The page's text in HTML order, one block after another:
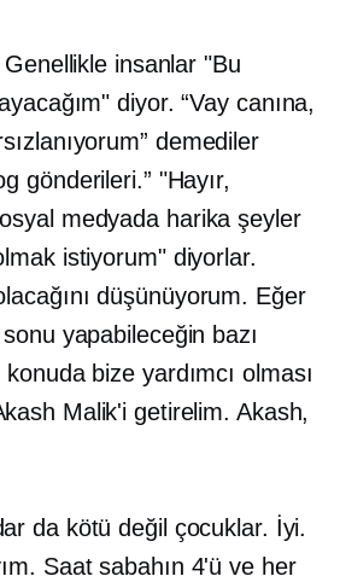
insanlar "Bu
diyor. “Vay canına,
demediler
gönderileri.” "Hayır,
medyada harika şeyler
istiyorum" diyorlar.
düşünüyorum. Eğer
yapabileceğin bazı
bize yardımcı olması
Malik'i getirelim. Akash,
da kötü değil çocuklar. İyi.
Saat sabahın 4'ü ve her